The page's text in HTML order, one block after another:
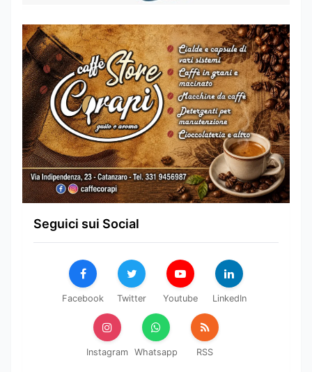
Seguici sui Social
Facebook Twitter Youtube LinkedIn
Instagram Whatsapp RSS